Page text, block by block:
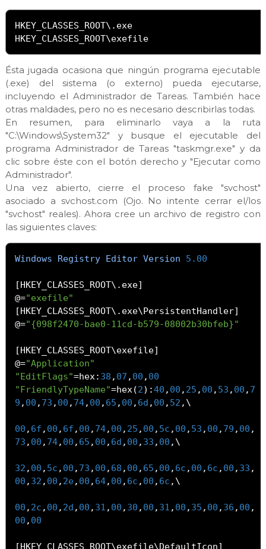
HKEY_CLASSES_ROOT\.exe
HKEY_CLASSES_ROOT\exefile
Ésta jugada ocasiona que ningún programa ejecutable
(.exe) del sistema (o externo) pueda ejecutarse,
incluyendo el Administrador de Tareas. También hace
otras maldades, pero no es necesario describirlas todas.
En resumen, para eliminarlo vaya a la ruta
"C:\Windows\System32" y busque el ejecutable del
programa Administrador de Tareas "taskmgr.exe" y da
clic sobre éste con el botón derecho y "Ejecutar como
Administrador".
Una vez abierto, cierre el proceso fake "svchost"
asociado a svchost.com (Ojo. No intente cerrar el/los
"svchost" reales). Ahora cree un archivo de registro con
las siguientes claves:
Windows Registry Editor Version 5.00
[HKEY_CLASSES_ROOT\.exe]
@="exefile"
[HKEY_CLASSES_ROOT\.exe\PersistentHandler]
@="{098f2470-bae0-11cd-b579-08002b30bfeb}"
[HKEY_CLASSES_ROOT\exefile]
@="Application"
"EditFlags"=hex : 38 , 07 , 00 , 00
"FriendlyTypeName"=hex (2):40 , 00 , 25 , 00 , 53 , 00 , 7
9 , 00 , 73 , 00 , 74, 00 , 65 , 00 , 6d , 00 , 52 , \
00 , 6f , 00 , 6f , 00 , 74, 00 , 25 , 00 , 5c , 00 , 53 , 00 , 79 , 00 ,
73 , 00 , 74, 00 , 65 , 00 , 6d , 00 , 33 , 00 , \
32 , 00 , 5c , 00 , 73 , 00 , 68 , 00 , 65 , 00 , 6c , 00 , 6c , 00 , 33 ,
00 , 32 , 00 , 2e, 00 , 64, 00 , 6c , 00 , 6c , \
00 , 2c , 00 , 2d , 00 , 31 , 00 , 30 , 00 , 31 , 00 , 35 , 00 , 36 , 00 ,
00 , 00
[HKEY_CLASSES_ROOT\exefile\DefaultIcon]